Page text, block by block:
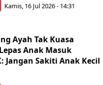
Kamis, 16 Jul 2026 - 14:31
Ayah Tak Kuasa
Anak Masuk
Jangan Sakiti Anak Kecil